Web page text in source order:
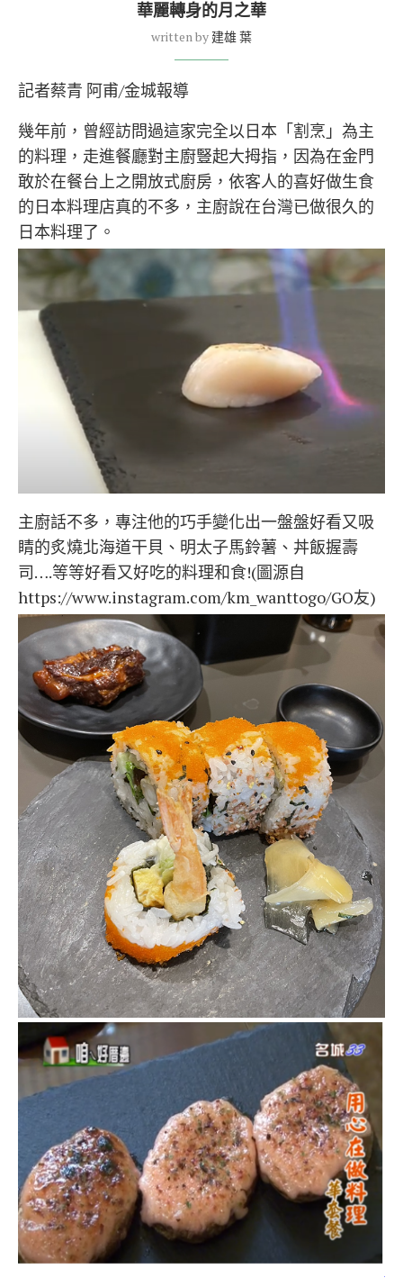
華麗轉身的月之華
written by 建雄 葉
記者蔡青 阿甫/金城報導
幾年前，曾經訪問過這家完全以日本「割烹」為主
的料理，走進餐廳對主廚豎起大拇指，因為在金門
敢於在餐台上之開放式廚房，依客人的喜好做生食
的日本料理店真的不多，主廚說在台灣已做很久的
日本料理了。
主廚話不多，專注他的巧手變化出一盤盤好看又吸
睛的炙燒北海道干貝、明太子馬鈴薯、丼飯握壽
司….等等好看又好吃的料理和食!(圖源自
https://www.instagram.com/km_wanttogo/GO友)